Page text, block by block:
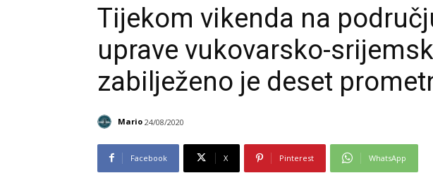
Tijekom vikenda na
uprave vukovarsko-
zabilježeno je deset
Mario 24/08/2020
Facebook X Pinterest WhatsApp